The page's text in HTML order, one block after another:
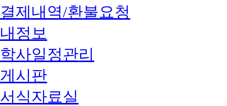
결제내역/환불요청
내정보
학사일정관리
게시판
서식자료실